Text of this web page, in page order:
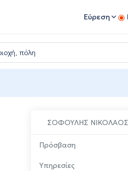
Εύρεση
ΣΟΦΟΥΛΗΣ ΝΙΚΟΛΑΟΣ
Πρόσβαση
Υπηρεσίες